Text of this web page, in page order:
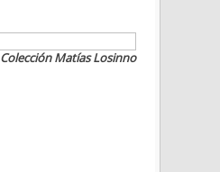
Colección Matías Losinno